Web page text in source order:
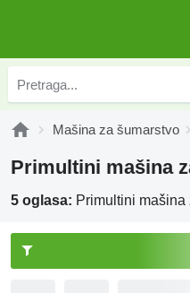
Mašina za šumarstvo
Primultini mašina
5 oglasa: Primultini mašina